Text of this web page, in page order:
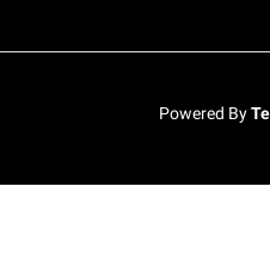
Powered By